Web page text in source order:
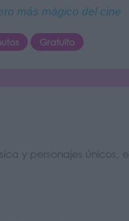
más mágico del cine
Gratuito
y personajes únicos,